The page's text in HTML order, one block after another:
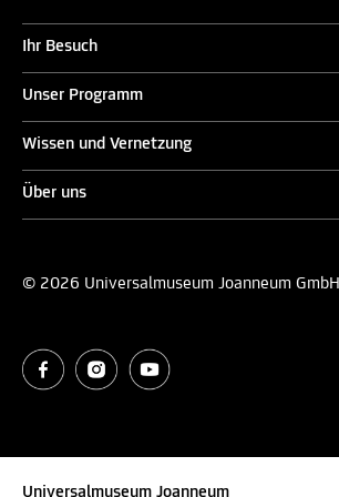
Ihr Besuch
Unser Programm
Wissen und Vernetzung
Über uns
© 2026 Universalmuseum Joanneum GmbH
Universalmuseum Joanneum